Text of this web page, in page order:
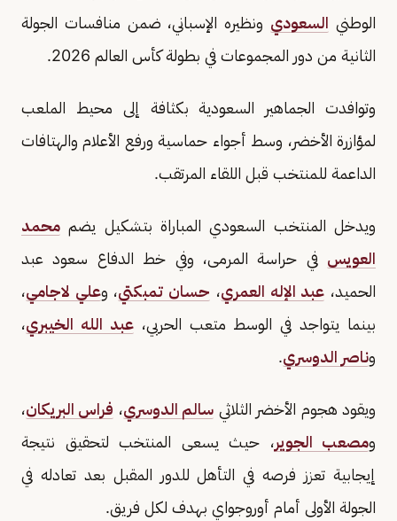
الوطني السعودي ونظيره الإسباني، ضمن منافسات الجولة
الثانية من دور المجموعات في بطولة كأس العالم 2026.
وتوافدت الجماهير السعودية بكثافة إلى محيط الملعب
لمؤازرة الأخضر، وسط أجواء حماسية ورفع الأعلام والهتافات
الداعمة للمنتخب قبل اللقاء المرتقب.
ويدخل المنتخب السعودي المباراة بتشكيل يضم محمد
العويس في حراسة المرمى، وفي خط الدفاع سعود عبد
الحميد، عبد الإله العمري، حسان تمبكتي، وعلي لاجامي،
بينما يتواجد في الوسط متعب الحربي،عبد الله الخيبري،
وناصر الدوسري.
ويقود هجوم الأخضر الثلاثي سالم الدوسري، فراس البريكان،
ومصعب الجوير، حيث يسعى المنتخب لتحقيق نتيجة
إيجابية تعزز فرصه في التأهل للدور المقبل بعد تعادله في
الجولة الأولى أمام أوروجواي بهدف لكل فريق.